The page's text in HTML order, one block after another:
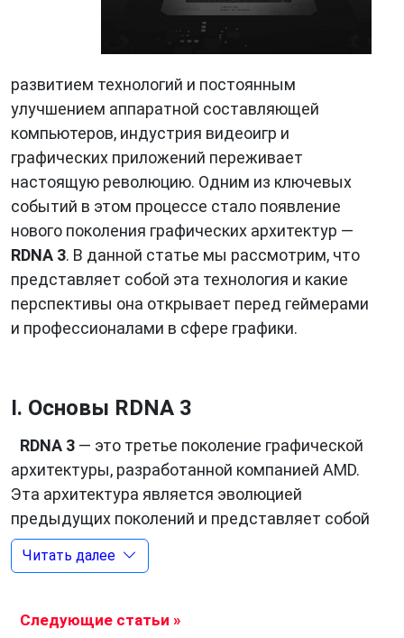
развитием технологий и постоянным
улучшением аппаратной составляющей
компьютеров, индустрия видеоигр и
графических приложений переживает
настоящую революцию. Одним из ключевых
событий в этом процессе стало появление
нового поколения графических архитектур —
RDNA 3. В данной статье мы рассмотрим, что
представляет собой эта технология и какие
перспективы она открывает перед геймерами
и профессионалами в сфере графики.
I. Основы RDNA 3
RDNA 3 — это третье поколение графической
архитектуры, разработанной компанией AMD.
Эта архитектура является эволюцией
предыдущих поколений и представляет собой
новый этап в развитии вычислительной
графики. RDNA 3 воплощает в себе множество
позволяют значительно увеличить
Читать далее
Следующие статьи »